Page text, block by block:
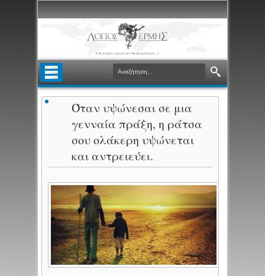
Όταν υψώνεσαι σε μια
γενναία πράξη, η ράτσα
σου oλάκερη υψώνεται
και αντρειεύει.